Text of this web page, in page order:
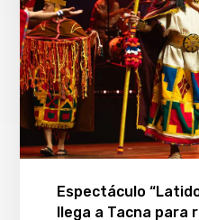
Espectáculo
llega a Tacna para